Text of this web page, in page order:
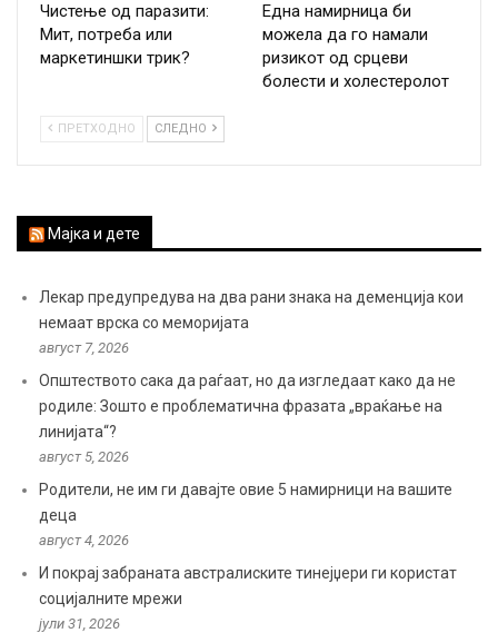
Чистење од паразити:
Мит, потреба или
маркетиншки трик?
Една намирница би
можела да го намали
ризикот од срцеви
болести и холестеролот
ПРЕТХОДНО СЛЕДНО
Мајка и дете
Лекар предупредува на два рани знака на деменција кои
немаат врска со меморијата
август 7, 2026
Општеството сака да раѓаат, но да изгледаат како да не
родиле: Зошто е проблематична фразата „враќање на
линијата“?
август 5, 2026
Родители, не им ги давајте овие 5 намирници на вашите
деца
август 4, 2026
И покрај забраната австралиските тинејџери ги користат
социјалните мрежи
јули 31, 2026